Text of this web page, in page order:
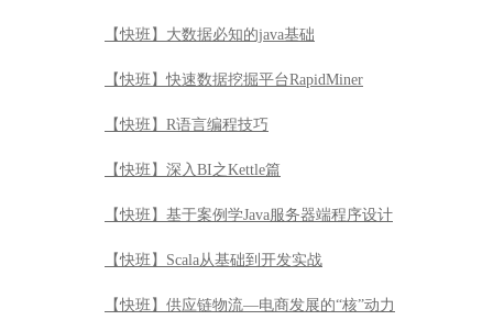
【快班】大数据必知的java基础
【快班】快速数据挖掘平台RapidMiner
【快班】R语言编程技巧
【快班】深入BI之Kettle篇
【快班】基于案例学Java服务器端程序设计
【快班】Scala从基础到开发实战
【快班】供应链物流—电商发展的“核”动力